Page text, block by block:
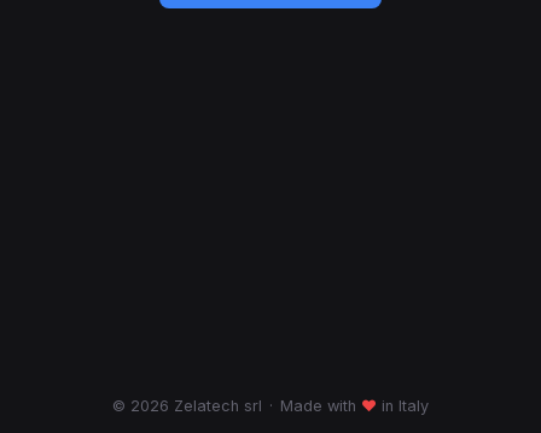
© 2026 Zelatech srl · Made with ♥ in Italy